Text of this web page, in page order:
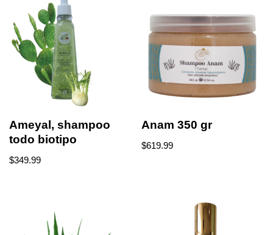
Ameyal, shampoo
todo biotipo
$349.99
Anam 350 gr
$619.99